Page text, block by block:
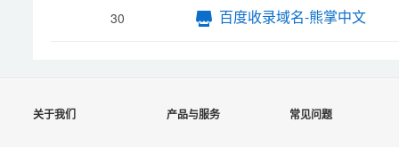
30 百度收录域名-熊掌中文
关于我们 产品与服务 常见问题